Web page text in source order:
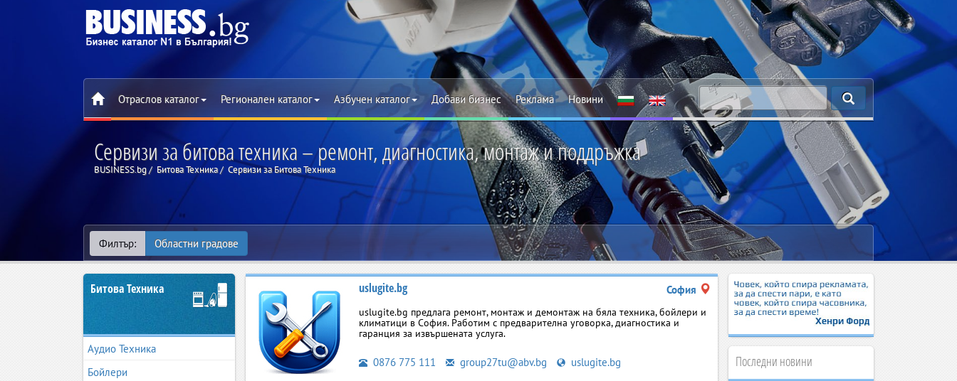
Отраслов каталог Регионален каталог Азбучен каталог Добави бизнес Реклама Новини
Сервизи за битова техника – ремонт, диагностика, монтаж и поддръжка
BUSINESS.bg Битова Техника Сервизи за Битова Техника
Филтър: Областни градове
Битова Техника
Аудио Техника
Бойлери
uslugite.bg София
uslugite.bg предлага ремонт, монтаж и демонтаж на бяла техника, бойлери и
климатици в София. Работим с предварителна уговорка, диагностика и
гаранция за извършената услуга.
0876 775 111 group27tu@abv.bg uslugite.bg Последни новини